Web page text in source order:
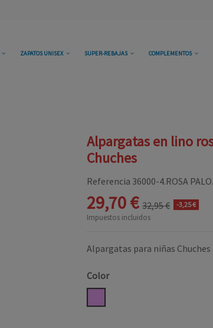
ZAPATOS UNISEX SUPER-REBAJAS COMPLEMENTOS
Alpargatas en lino
Chuches
Referencia 36000-4.ROSA
29,70 € 32,95 € -3,25 €
Impuestos incluidos
Alpargatas para niñas
Color